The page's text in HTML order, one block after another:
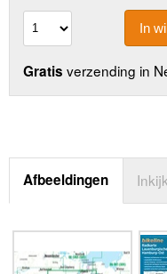
In
Gratis verzending in
Afbeeldingen